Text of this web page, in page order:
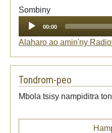
SombinyAudio
00:00
Alaharo ao amin'ny
Tondrom-peo
Mbola tsisy nampiditra